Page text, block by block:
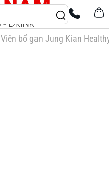
Viên bổ gan Jung Kian